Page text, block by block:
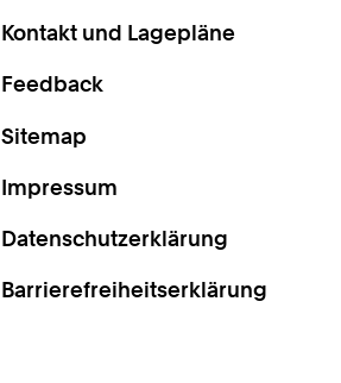
Kontakt und Lagepläne
Feedback
Sitemap
Impressum
Datenschutzerklärung
Barrierefreiheitserklärung